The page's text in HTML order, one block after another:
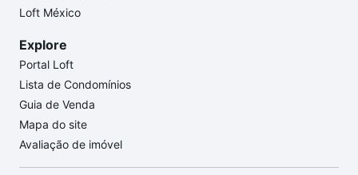
Loft México
Explore
Portal Loft
Lista de Condomínios
Guia de Venda
Mapa do site
Avaliação de imóvel